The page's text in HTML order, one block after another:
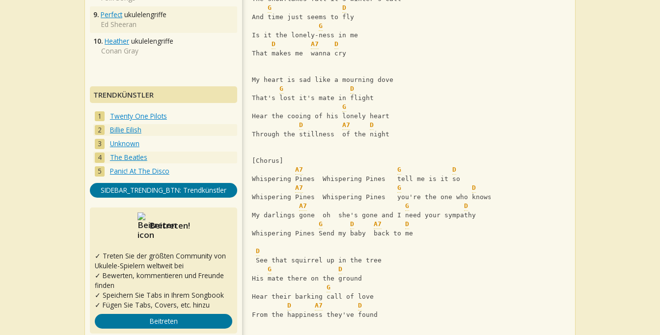
G
D
And time just seems to fly
G
Is it the lonely-ness in me
D
A7
D
That makes me  wanna cry
My heart is sad like a mourning dove
G
D
That's lost it's mate in flight
G
Hear the cooing of his lonely heart
D
A7
D
Through the stillness  of the night
[Chorus]
A7
G
D
Whispering Pines  Whispering Pines   tell me is it so
A7
G
D
Whispering Pines  Whispering Pines   you're the one who knows
A7
G
D
My darlings gone  oh  she's gone and I need your sympathy
G
D A7
D
Whispering Pines Send my baby  back to me
D
See that squirrel up in the tree
G
D
His mate there on the ground
G
Hear their barking call of love
D
A7
D
From the happiness they've found
9. Perfectukulelengriffe
Ed Sheeran
10. Heather ukulelengriffe
Conan Gray
TRENDKÜNSTLER
Twenty One Pilots
Billie Eilish
Unknown
The Beatles
Panic! At The Disco
SIDEBAR_TRENDING_BTN: Trendkünstler
Beitreten!
✓ Treten Sie der größten Community von
Ukulele-Spielern weltweit bei
✓ Bewerten, kommentieren und Freunde
finden
✓ Speichern Sie Tabs in Ihrem Songbook
✓ Fügen Sie Tabs, Covers, etc. hinzu
Beitreten